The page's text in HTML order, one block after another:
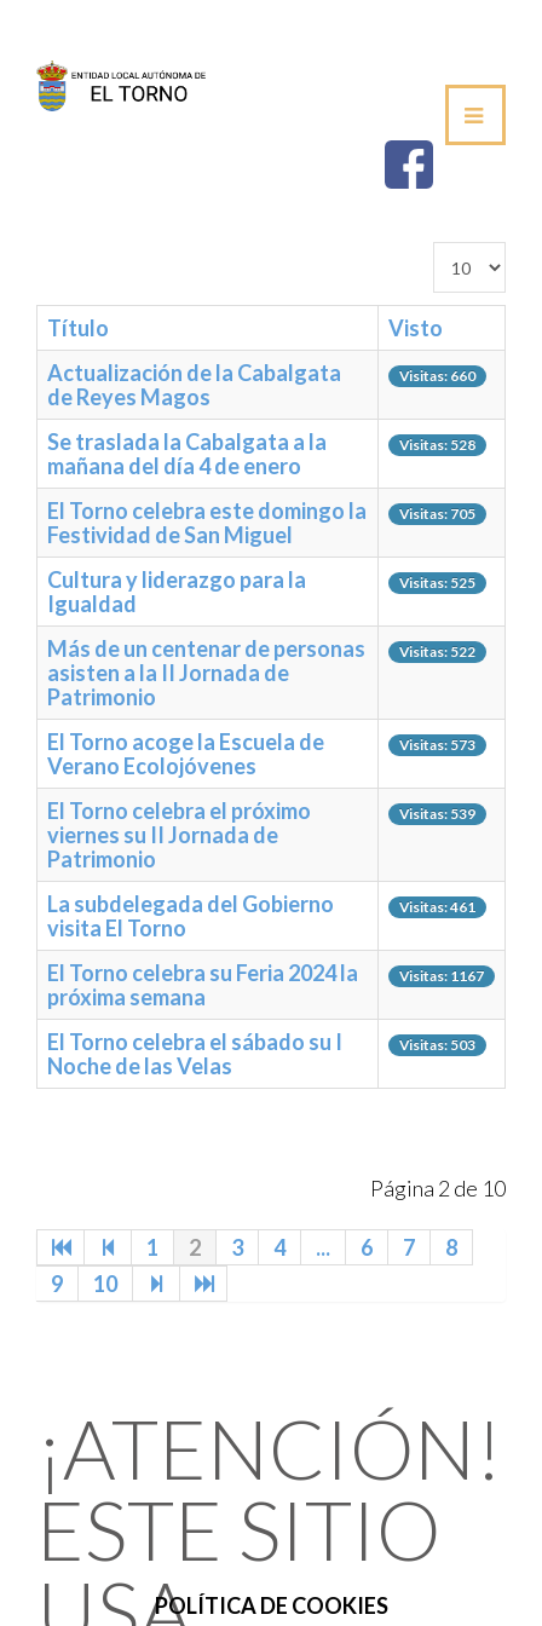
CORPORACIÓN MUNICIPAL
VOCALÍAS / DELEGACIONES
PLENOS DE LA JUNTA VECINAL
PERFIL DE CONTRATANTE
TRANSPARENCIA
Título
Visto
Actualización de la Cabalgata
de Reyes Magos
Visitas: 660
Se traslada la Cabalgata a la
mañana del día 4 de enero
Visitas: 528
El Torno celebra este domingo la
Festividad de San Miguel
Visitas: 705
Cultura y liderazgo para la
Igualdad
Visitas: 525
Más de un centenar de personas
asisten a la II Jornada de
Patrimonio
Visitas: 522
El Torno acoge la Escuela de
Verano Ecolojóvenes
Visitas: 573
El Torno celebra el próximo
viernes su II Jornada de
Patrimonio
Visitas: 539
La subdelegada del Gobierno
visita El Torno
Visitas: 461
El Torno celebra su Feria 2024 la
próxima semana
Visitas: 1167
El Torno celebra el sábado su I
Noche de las Velas
Visitas: 503
Página 2 de 10
1 2 3 4 ... 6 7
8
9
10
¡ATENCIÓN!
ESTE SITIO
POLÍTICA DE COOKIES